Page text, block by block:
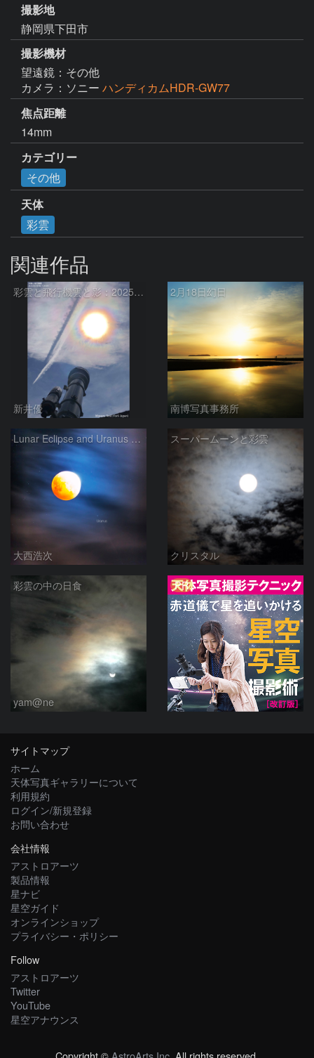
撮影地
静岡県下田市
撮影機材
望遠鏡：その他
カメラ：ソニー ハンディカムHDR-GW77
焦点距離
14mm
カテゴリー
その他
天体
彩雲
関連作品
彩雲と飛行機雲と影：2025/06/28
新井優
2月18日幻日
南博写真事務所
Lunar Eclipse and Uranus over the iridescent clouds.
大西浩次
スーパームーンと彩雲
クリスタル
彩雲の中の日食
yam@ne
PR
サイトマップ
ホーム
天体写真ギャラリーについて
利用規約
ログイン/新規登録
お問い合わせ
会社情報
アストロアーツ
製品情報
星ナビ
星空ガイド
オンラインショップ
プライバシー・ポリシー
Follow
アストロアーツ
Twitter
YouTube
星空アナウンス